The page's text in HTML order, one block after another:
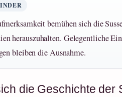
bemühen sich die
herauszuhalten. Gelegentliche
bleiben die Ausnahme.
die Geschichte der